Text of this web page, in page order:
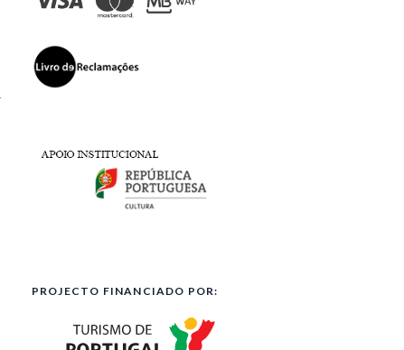
PROJECTO FINANCIADO POR: